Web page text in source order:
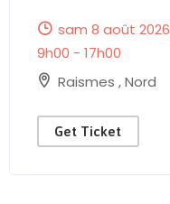
sam 8 août
9h00 - 17h00
Raismes ,Nord
Get Ticket